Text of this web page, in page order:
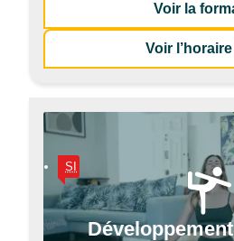
Voir la
Voir
SI